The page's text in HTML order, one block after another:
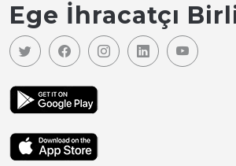
Ege İhracatçı